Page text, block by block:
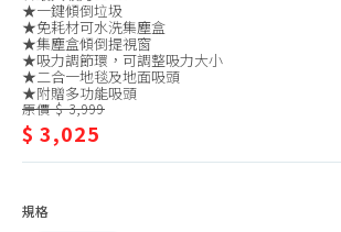
塵
器
塵蟎機、耗材
除菌、消毒機
清潔機、洗地機
殺菌燈
檯燈、夾燈、配件
★一鍵傾倒垃圾
★免耗材可水洗集塵盒
★集塵盒傾倒提視窗
★吸力調節環，可調整吸力大小
★二合一地毯及地面吸頭
★附贈多功能吸頭
原價 $ 3,999
$ 3,025
規格